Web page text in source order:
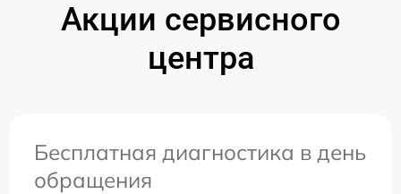
Акции сервисного
центра
Бесплатная диагностика в день
обращения